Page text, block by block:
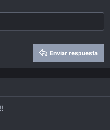
Enviar respuesta